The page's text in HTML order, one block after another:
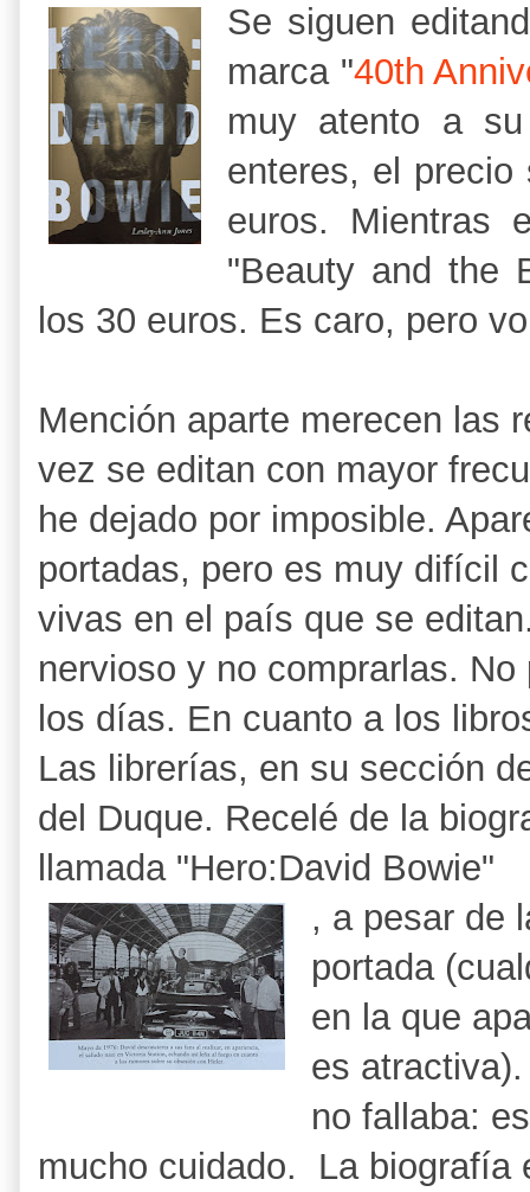
Se siguen
marca "40th
muy atento a
enteres, el
euros. Mientras
"Beauty and the
los 30 euros. Es caro, pero
Mención aparte merecen las
vez se editan con mayor
he dejado por imposible.
portadas, pero es muy difícil
vivas en el país que se
nervioso y no comprarlas.
los días. En cuanto a los
Las librerías, en su sección
del Duque. Recelé de la
llamada "Hero:David Bowie"
, a pesar de
portada
en la que
es
no fallaba:
mucho cuidado. La biografía